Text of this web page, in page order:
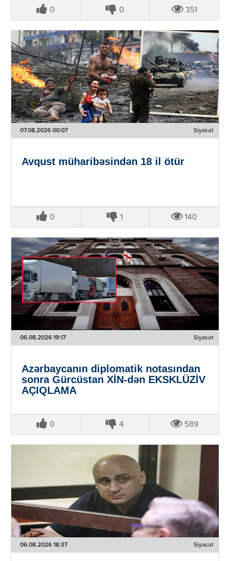
0 0 351
07.08.2026 00:07 Siyasət
Avqust müharibəsindən 18 il ötür
0 1 140
06.08.2026 19:17 Siyasət
Azərbaycanın diplomatik notasından
sonra Gürcüstan XİN-dən EKSKLÜZİV
AÇIQLAMA
0 4 589
06.08.2026 18:37 Siyasət